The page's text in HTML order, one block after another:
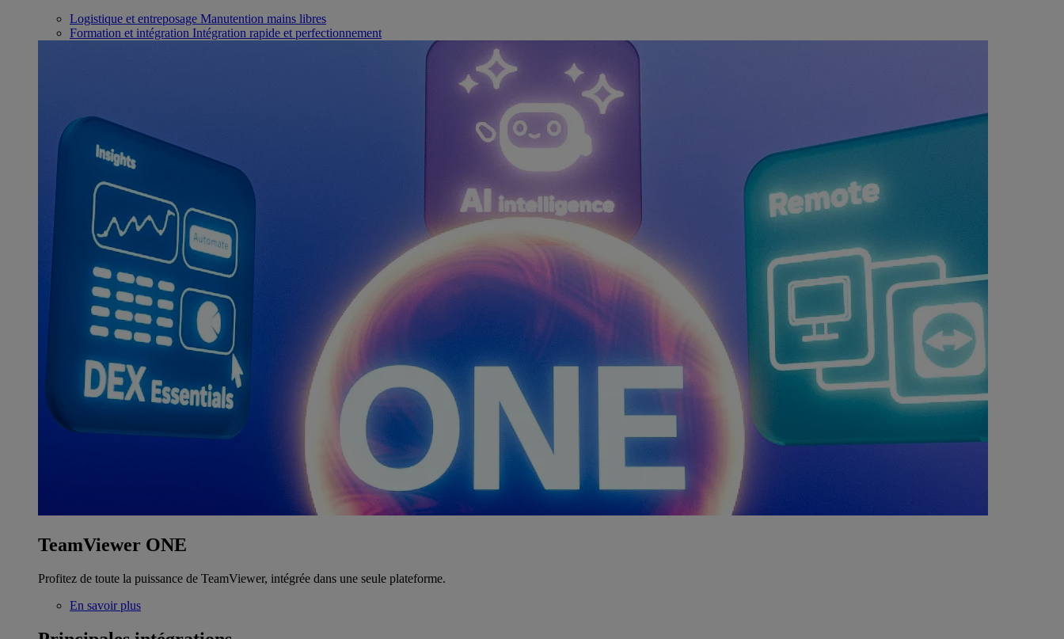
Logistique et entreposage Manutention mains libres
Formation et intégration Intégration rapide et perfectionnement
TeamViewer ONE
Profitez de toute la puissance de TeamViewer, intégrée dans une seule plateforme.
En savoir plus